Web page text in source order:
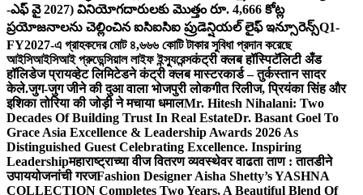
-ఎఫ్ వై 2027) వినియోగదారులకు మొత్తం రూ. 4,666 కోట్ల
ప్రయోజనాలను చెల్లించిన ఐసిఐసిఐ ప్రుడెన్షియల్ లైఫ్ ఇన్సూరెన్స్Q1-
FY2027-এ গ্রাহকদের মোট ৪,৬৬৬ কোটি টাকার সুবিধা প্রদান করেছে
আইসিআইসিআই প্রুডেন্সিয়াল লাইফ ইন্স্যুরেন্সकंट्री क्लब हॉस्पिटॅलिटी अँड
हॉलिडेज प्रायव्हेट लिमिटेडने कंट्री क्लब मास्टरकार्ड – तुर्कस्तान सादर
केले.जुग-जुग जीने की दुआ वाला भोजपुरी लोकगीत रिलीज, प्रियंका सिंह और
इशिका तोरिया की जोड़ी ने मचाया धमालMr. Hitesh Nihalani: Two
Decades Of Building Trust In Real EstateDr. Basant Goel To
Grace Asia Excellence & Leadership Awards 2026 As
Distinguished Guest Celebrating Excellence. Inspiring
Leadershipमहाराष्ट्राच्या वीज वितरण व्यवस्थेवर वाढता ताण : तातडीने
उपाययोजनांची गरजFashion Designer Aisha Shetty’s YASHNA
COLLECTION Completes Two Years, A Beautiful Blend Of